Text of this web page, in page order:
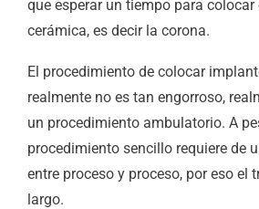
que esperar un tiempo para
cerámica, es decir la corona.
El procedimiento de colocar
realmente no es tan engorroso,
un procedimiento ambulatorio. A
procedimiento sencillo requiere de
entre proceso y proceso, por eso el
largo.